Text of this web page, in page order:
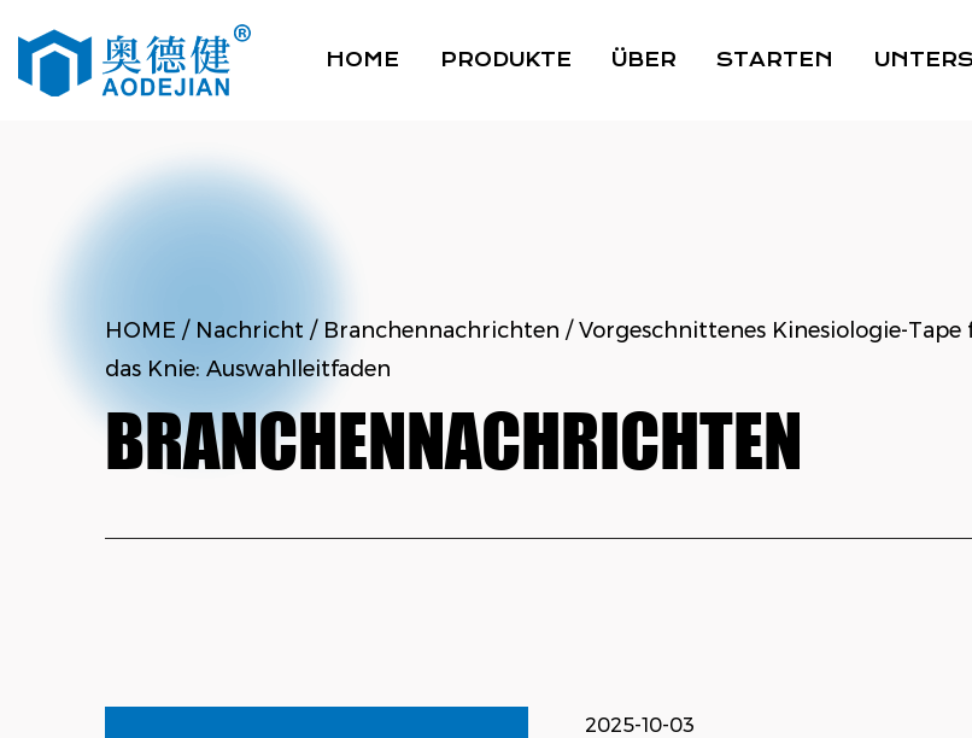
HOME PRODUKTE ÜBER STARTEN
HOME / Nachricht / Branchennachrichten /Vorgeschnittenes Kinesiologie-Tape
das Knie: Auswahlleitfaden
BRANCHENNACHRICHTEN
2025-10-03